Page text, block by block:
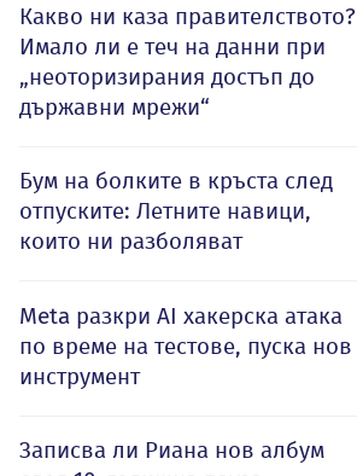
Какво ни каза правителството?
Имало ли е теч на данни при
„неоторизирания достъп до
държавни мрежи“
Бум на болките в кръста след
отпуските: Летните навици,
които ни разболяват
Meta разкри AI хакерска атака
по време на тестове, пуска нов
инструмент
Записва ли Риана нов албум